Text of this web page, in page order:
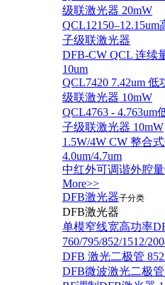
级联激光器 20mW
子级联激光器
DFB-CW QCL 连续
10um
QCL7420 7.42um
级联激光器 10mW
QCL4763 -
子级联激光器 10mW
1.5W/4W CW 整合
4.0um/4.7um
中红外可调谐外腔
More>>
DFB激光器子分类
DFB激光器
单模窄线宽高功率
760/795/852/1512/
DFB 激光二极管
DFB微波激光二极管